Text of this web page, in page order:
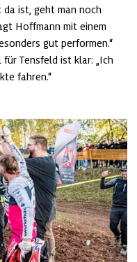
da ist, geht man noch
Hoffmann mit einem
gut performen.“
Tensfeld ist klar: „Ich
fahren.“